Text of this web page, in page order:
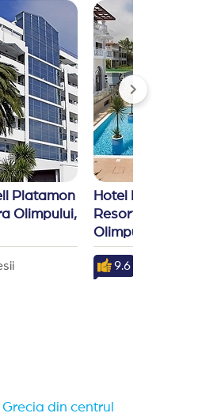
Platamon
Olimpului,
Hotel Royal
Resort & Spa,
Olimpului, 4 stele
9.6
din centrul